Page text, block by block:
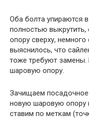
Оба болта упираются
полностью
опору сверху,
выяснилось, что
тоже требуют
шаровую опору.
Зачищаем
новую шаровую опору
ставим по меткам